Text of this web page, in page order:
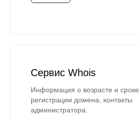
Сервис Whois
Информация о возрасте и сроке
регистрации домена, контакты
администратора.